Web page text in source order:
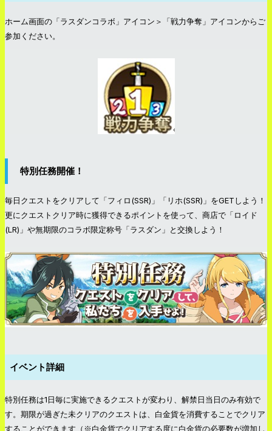
ホーム画面の「ラスダンコラボ」アイコン＞「戦力争奪」アイコンからご
参加ください。
特別任務開催！
毎日クエストをクリアして「フィロ(SSR)」「リホ(SSR)」をGETしよう！
更にクエストクリア時に獲得できるポイントを使って、商店で「ロイド
(LR)」や無期限のコラボ限定称号「ラスダン」と交換しよう！
イベント詳細
特別任務は1日毎に実施できるクエストが変わり、解禁日当日のみ有効で
す。期限が過ぎた未クリアのクエストは、白金貨を消費することでクリア
することができます（※白金貨でクリアする度に白金貨の必要数が増加し